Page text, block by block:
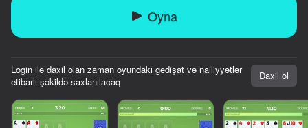
Oyna
Login ilə daxil olan zaman oyundakı gedişat və nailiyyətlər
etibarlı şəkildə saxlanılacaq
Daxil ol